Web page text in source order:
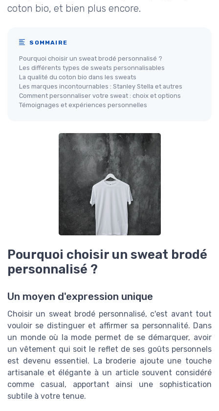
coton bio, et bien plus encore.
SOMMAIRE
Pourquoi choisir un sweat brodé personnalisé ?
Les différents types de sweats personnalisables
La qualité du coton bio dans les sweats
Les marques incontournables : Stanley Stella et autres
Comment personnaliser votre sweat : choix et options
Témoignages et expériences personnelles
Pourquoi choisir un sweat brodé
personnalisé ?
Un moyen d'expression unique
Choisir un sweat brodé personnalisé, c'est avant tout
vouloir se distinguer et affirmer sa personnalité. Dans
un monde où la mode permet de se démarquer, avoir
un vêtement qui soit le reflet de ses goûts personnels
est devenu essentiel. La broderie ajoute une touche
artisanale et élégante à un article souvent considéré
comme casual, apportant ainsi une sophistication
subtile à votre tenue.